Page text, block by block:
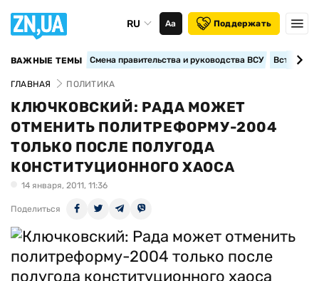
RU Аа Поддержать
ВАЖНЫЕ ТЕМЫ Смена правительства и руководства ВСУ
ГЛАВНАЯ ПОЛИТИКА
КЛЮЧКОВСКИЙ: РАДА МОЖЕТ
ОТМЕНИТЬ ПОЛИТРЕФОРМУ-2004
ТОЛЬКО ПОСЛЕ ПОЛУГОДА
КОНСТИТУЦИОННОГО ХАОСА
14 января, 2011, 11:36
Поделиться